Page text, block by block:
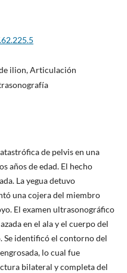
ilion, Articulación
de pelvis en una
años de edad. El hecho
La yegua detuvo
una cojera del miembro
El examen ultrasonográfico
en el ala y el cuerpo del
Se identificó el contorno del
lo cual fue
bilateral y completa del